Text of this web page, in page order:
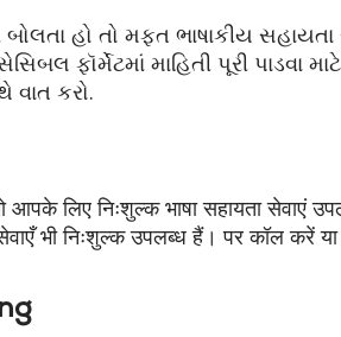
હો તો મફત ભાષાકીય
ફૉર્મેટમાં માહિતી પૂરી પાડવા
વાત કરો.
आपके लिए निःशुल्क भाषा सहायता सेवाएं
भी निःशुल्क उपलब्ध हैं। पर कॉल करें